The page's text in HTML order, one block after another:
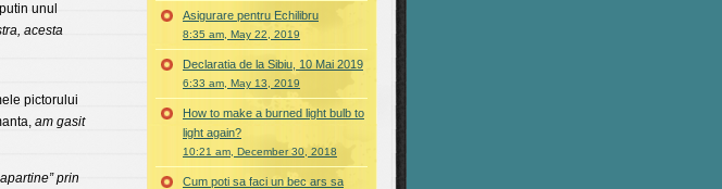
unul
acesta
pictorului
am gasit
prin
Asigurare pentru Echilibru
8:35 am, May 22, 2019
Declaratia de la Sibiu, 10 Mai 2019
6:33 am, May 13, 2019
How to make a burned light bulb to
light again?
10:21 am, December 30, 2018
Cum poti sa faci un bec ars sa